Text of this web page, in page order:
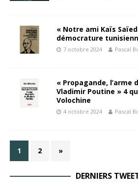
« Notre ami Kaïs
démocrature
7 octobre 2024 Pascal
« Propagande, l’arme
Vladimir Poutine » 4
Volochine
4 octobre 2024 Pascal
1 2 »
DERNIERS